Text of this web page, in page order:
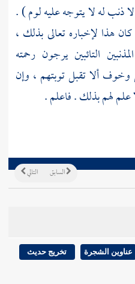
ذنب له لا يتوجه عليه لوم ) .
هذا لإخباره تعالى بذلك ،
التائبين يرجون رحمته
ألا تقبل توبتهم ، وإن
لهم بذلك . فاعلم .
التالي السابق
عناوين الشجرة تخريج حديث